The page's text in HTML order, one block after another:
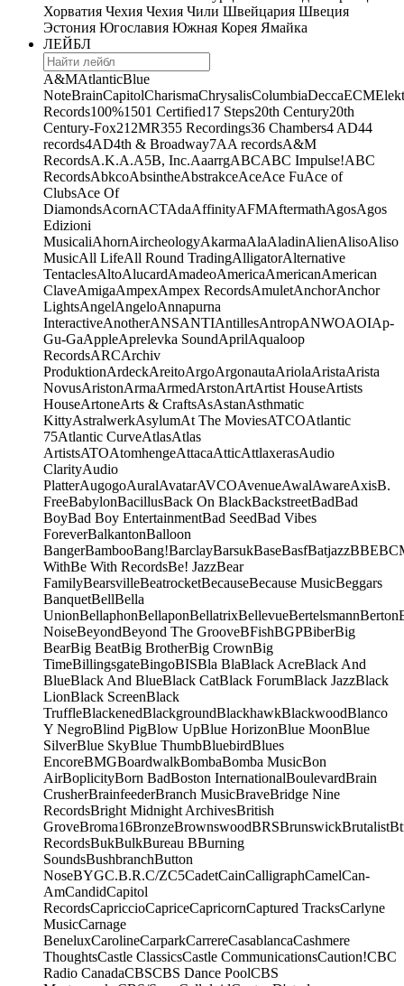
Хорватия Чехия Чехия Чили Швейцария Швеция
Эстония Югославия Южная Корея Ямайка
ЛЕЙБЛ
A&MAtlanticBlue
NoteBrainCapitolCharismaChrysalisColumbiaDeccaECM
Records100%1501 Certified17 Steps20th Century20th
Century-Fox21 2MR355 Recordings36 Chambers4 AD44
records4AD4th & Broadway7AA recordsA&M
RecordsA.K.A.A5B, Inc.AaarrgABCABC Impulse!ABC
RecordsAbkcoAbsintheAbstrakceAceAce FuAce of
ClubsAce Of
DiamondsAcornACTAdaAffinityAFMAftermathAgosAgos
Edizioni
MusicaliAhornAircheologyAkarmaAlaAladinAlienAlisoAliso
MusicAll LifeAll Round TradingAlligatorAlternative
TentaclesAltoAlucardAmadeoAmericaAmericanAmerican
ClaveAmigaAmpexAmpex RecordsAmuletAnchorAnchor
LightsAngelAngeloAnnapurna
InteractiveAnotherANSANTIAntillesAntropANWOAOIAp-
Gu-GaAppleAprelevka SoundAprilAqualoop
RecordsARCArchiv
ProduktionArdeckAreitoArgoArgonautaAriolaAristaArista
NovusAristonArmaArmedArstonArtArtist HouseArtists
HouseArtoneArts & CraftsAsAstanAsthmatic
KittyAstralwerkAsylumAt The MoviesATCOAtlantic
75Atlantic CurveAtlasAtlas
ArtistsATOAtomhengeAttacaAtticAttlaxerasAudio
ClarityAudio
PlatterAugogoAuralAvatarAVCOAvenueAwalAwareAxisB.
FreeBabylonBacillusBack On BlackBackstreetBadBad
BoyBad Boy EntertainmentBad SeedBad Vibes
ForeverBalkantonBalloon
BangerBambooBang!BarclayBarsukBaseBasfBatjazzBBE
WithBe With RecordsBe! JazzBear
FamilyBearsvilleBeatrocketBecauseBecause MusicBeggars
BanquetBellBella
UnionBellaphonBellaponBellatrixBellevueBertelsmannBerton
NoiseBeyondBeyond The GrooveBFishBGPBiberBig
BearBig BeatBig BrotherBig CrownBig
TimeBillingsgateBingoBISBla BlaBlack AcreBlack And
BlueBlack And BlueBlack CatBlack ForumBlack JazzBlack
LionBlack ScreenBlack
TruffleBlackenedBlackgroundBlackhawkBlackwoodBlanco
Y NegroBlind PigBlow UpBlue HorizonBlue MoonBlue
SilverBlue SkyBlue ThumbBluebirdBlues
EncoreBMGBoardwalkBombaBomba MusicBon
AirBoplicityBorn BadBoston InternationalBoulevardBrain
CrusherBrainfeederBranch MusicBraveBridge Nine
RecordsBright Midnight ArchivesBritish
GroveBroma16BronzeBrownswoodBRSBrunswickBrutalist
RecordsBukBulkBureau BBurning
SoundsBushbranchButton
NoseBYGC.B.R.C/ZC5CadetCainCalligraphCamelCan-
AmCandidCapitol
RecordsCapriccioCapriceCapricornCaptured TracksCarlyne
MusicCarnage
BeneluxCarolineCarparkCarrereCasablancaCashmere
ThoughtsCastle ClassicsCastle CommunicationsCaution!CBC
Radio CanadaCBSCBS Dance PoolCBS